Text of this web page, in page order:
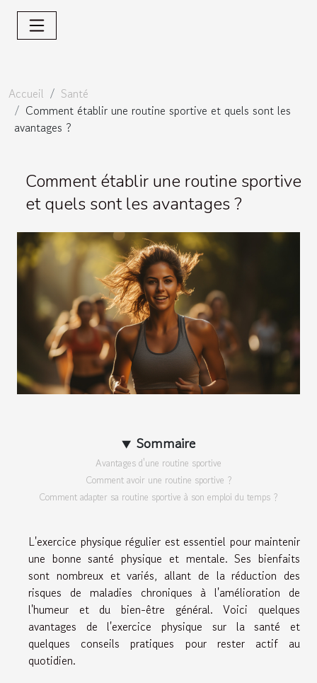
Accueil
Santé
Comment établir une routine sportive et quels sont les
avantages ?
Comment établir une routine sportive
et quels sont les avantages ?
Sommaire
Avantages d'une routine sportive
Comment avoir une routine sportive ?
Comment adapter sa routine sportive à son emploi du temps ?
L'exercice physique régulier est essentiel pour maintenir
une bonne santé physique et mentale. Ses bienfaits
sont nombreux et variés, allant de la réduction des
risques de maladies chroniques à l'amélioration de
l'humeur et du bien-être général. Voici quelques
avantages de l'exercice physique sur la santé et
quelques conseils pratiques pour rester actif au
quotidien.